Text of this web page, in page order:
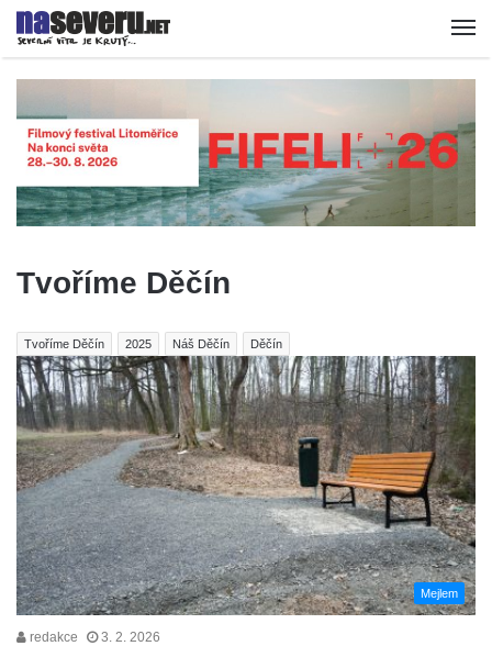
Tvoříme Děčín
Tvoříme Děčín 2025 Náš Děčín Děčín
Mejlem
redakce 3. 2. 2026